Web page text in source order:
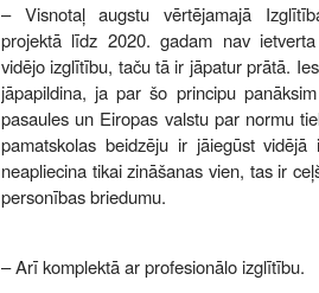
– Visnotaļ augstu vērtējamajā
projektā līdz 2020. gadam nav
vidējo izglītību, taču tā ir jāpatur prātā.
jāpapildina, ja par šo principu
pasaules un Eiropas valstu par normu
pamatskolas beidzēju ir jāiegūst vidējā
neapliecina tikai zināšanas vien, tas ir
personības briedumu.
– Arī komplektā ar profesionālo izglītību.